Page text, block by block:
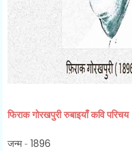
फिराक गोरखपुरीरुबाइयाँकवि परिचय
जन्म - 1896